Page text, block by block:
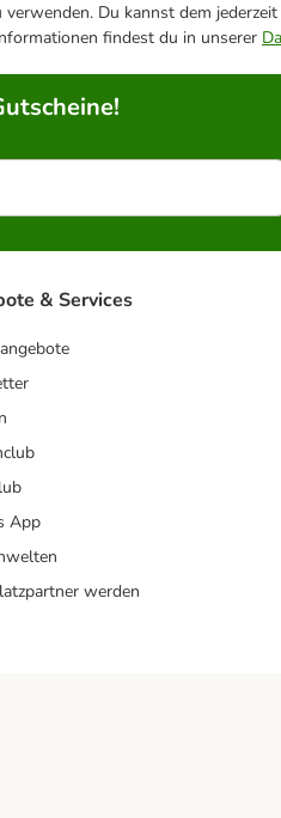
Du kannst dem
findest du in unserer
& Services
App
werden